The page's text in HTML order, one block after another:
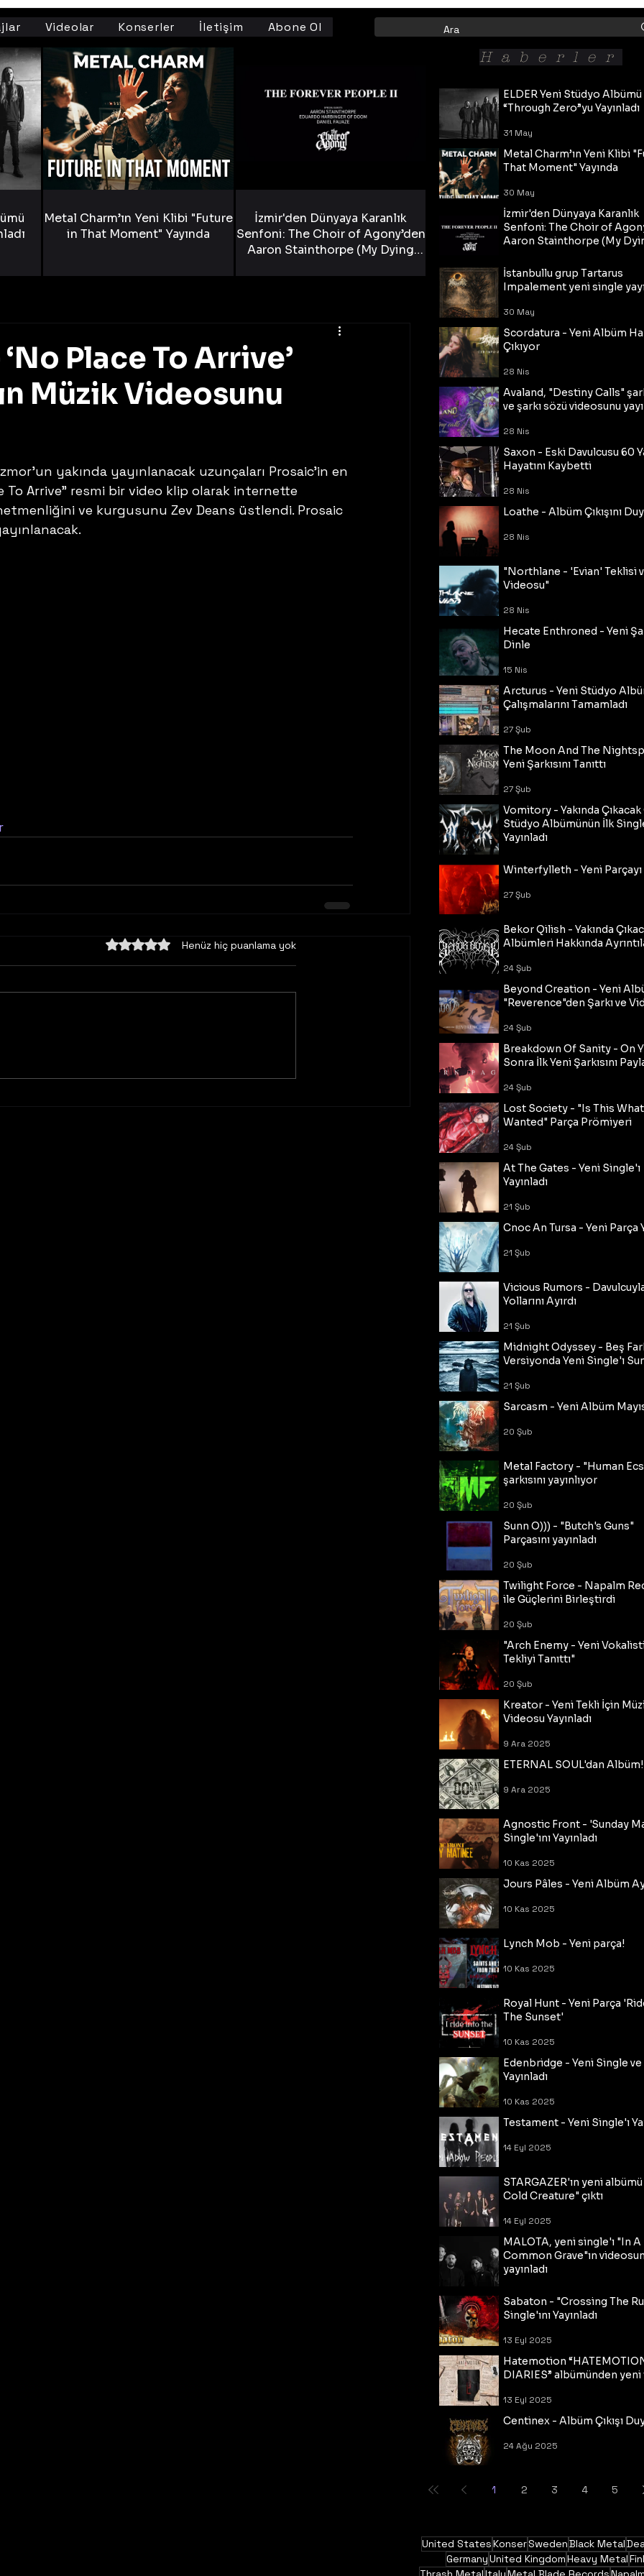
Videolar Konserler İletişim Abone Ol
Place To Arrive’
Müzik Videosunu
yakında yayınlanacak uzunçaları Prosaic’in en
To Arrive” resmi bir video klip olarak internette
ve kurgusunu Zev Deans üstlendi. Prosaic
5 üzerinden 0 yıldızHenüz hiç puanlama yok
Metal Charm’ın Yeni Klibi "Future
in That Moment" Yayında
İzmir'den Dünyaya Karanlık
Senfoni: The Choir of Agony’den
Aaron Stainthorpe (My Dying
ELDER Yeni Stüdyo Albümü
“Through Zero”yu Yayınladı
31 May
Metal Charm’ın Yeni Klibi
That Moment" Yayında
30 May
İzmir'den Dünyaya Karanlık
Senfoni: The Choir of
Aaron Stainthorpe (My
Tekli!
30 May
İstanbullu grup Tartarus
Impalement yeni single
30 May
Scordatura - Yeni Albüm
Çıkıyor
28 Nis
Avaland, "Destiny Calls"
ve şarkı sözü videosunu
28 Nis
Saxon - Eski Davulcusu 60
Hayatını Kaybetti
28 Nis
Loathe - Albüm Çıkışını
28 Nis
"Northlane - 'Evian' Teklisi
Videosu"
28 Nis
Hecate Enthroned - Yeni
Dinle
15 Nis
Arcturus - Yeni Stüdyo
Çalışmalarını Tamamladı
27 Şub
The Moon And The
Yeni Şarkısını Tanıttı
27 Şub
Vomitory - Yakında
Stüdyo Albümünün İlk
Yayınladı
Winterfylleth - Yeni Parçayı
27 Şub
Bekor Qilish - Yakında
Albümleri Hakkında
24 Şub
Beyond Creation - Yeni
"Reverence"den Şarkı ve
24 Şub
Breakdown Of Sanity - On
Sonra İlk Yeni Şarkısını
24 Şub
Lost Society - "Is This
Wanted" Parça Prömiyeri
24 Şub
At The Gates - Yeni Single'ı
Yayınladı
21 Şub
Cnoc An Tursa - Yeni Parça
21 Şub
Vicious Rumors -
Yollarını Ayırdı
21 Şub
Midnight Odyssey - Beş
Versiyonda Yeni Single'ı
21 Şub
Sarcasm - Yeni Albüm
20 Şub
Metal Factory - "Human
şarkısını yayınlıyor
20 Şub
Sunn O))) - "Butch's Guns"
Parçasını yayınladı
20 Şub
Twilight Force - Napalm
ile Güçlerini Birleştirdi
20 Şub
"Arch Enemy - Yeni
Tekliyi Tanıttı"
20 Şub
Kreator - Yeni Tekli İçin
Videosu Yayınladı
9 Ara 2025
ETERNAL SOUL'dan Albüm!
9 Ara 2025
Agnostic Front - 'Sunday
Single'ını Yayınladı
10 Kas 2025
Jours Pâles - Yeni Albüm
10 Kas 2025
Lynch Mob - Yeni parça!
10 Kas 2025
Royal Hunt - Yeni Parça
The Sunset'
10 Kas 2025
Edenbridge - Yeni Single
Yayınladı
10 Kas 2025
Testament - Yeni Single'ı
14 Eyl 2025
STARGAZER'ın yeni
Cold Creature" çıktı
14 Eyl 2025
MALOTA, yeni single'ı "In A
Common Grave"ın
yayınladı
Sabaton - "Crossing The
Single'ını Yayınladı
13 Eyl 2025
Hatemotion
DIARIES” albümünden
13 Eyl 2025
Centinex - Albüm Çıkışı
24 Ağu 2025
1 2 3 4 5
United StatesKonserSwedenBlack Metal
GermanyUnited KingdomHeavy Metal
Haberler